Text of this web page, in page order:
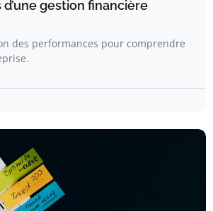
gestion financière
des performances pour comprendre